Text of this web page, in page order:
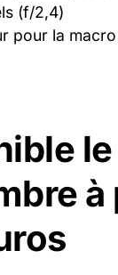
(f/2,4)
pour la
le
à